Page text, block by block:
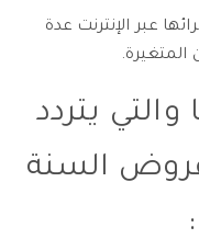
عبر الإنترنت عدة
والتي يتردد
السنة